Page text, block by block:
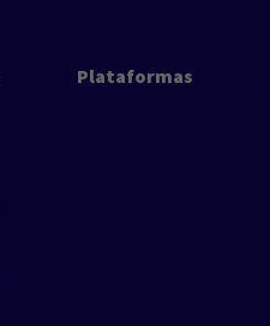
Plataformas